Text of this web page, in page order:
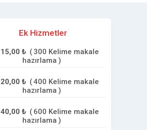
Ek Hizmetler
15,00 ₺ ( 300 Kelime makale
hazırlama )
20,00 ₺ (400 Kelime makale
hazırlama )
40,00 ₺ ( 600 Kelime makale
hazırlama )